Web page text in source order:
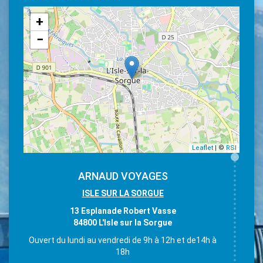
+
−
Leaflet| ©RSI
ARNAUD VOYAGES
ISLE SUR LA SORGUE
13 Esplanade Robert Vasse
84800 L'Isle sur la Sorgue
Ouvert du lundi au vendredi de 9h à 12h et de14h à
18h